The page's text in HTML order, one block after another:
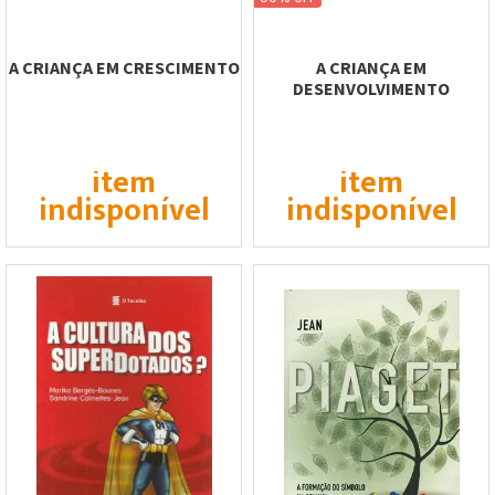
A CRIANÇA EM CRESCIMENTO
item
indisponível
A CRIANÇA EM
DESENVOLVIMENTO
item
indisponível